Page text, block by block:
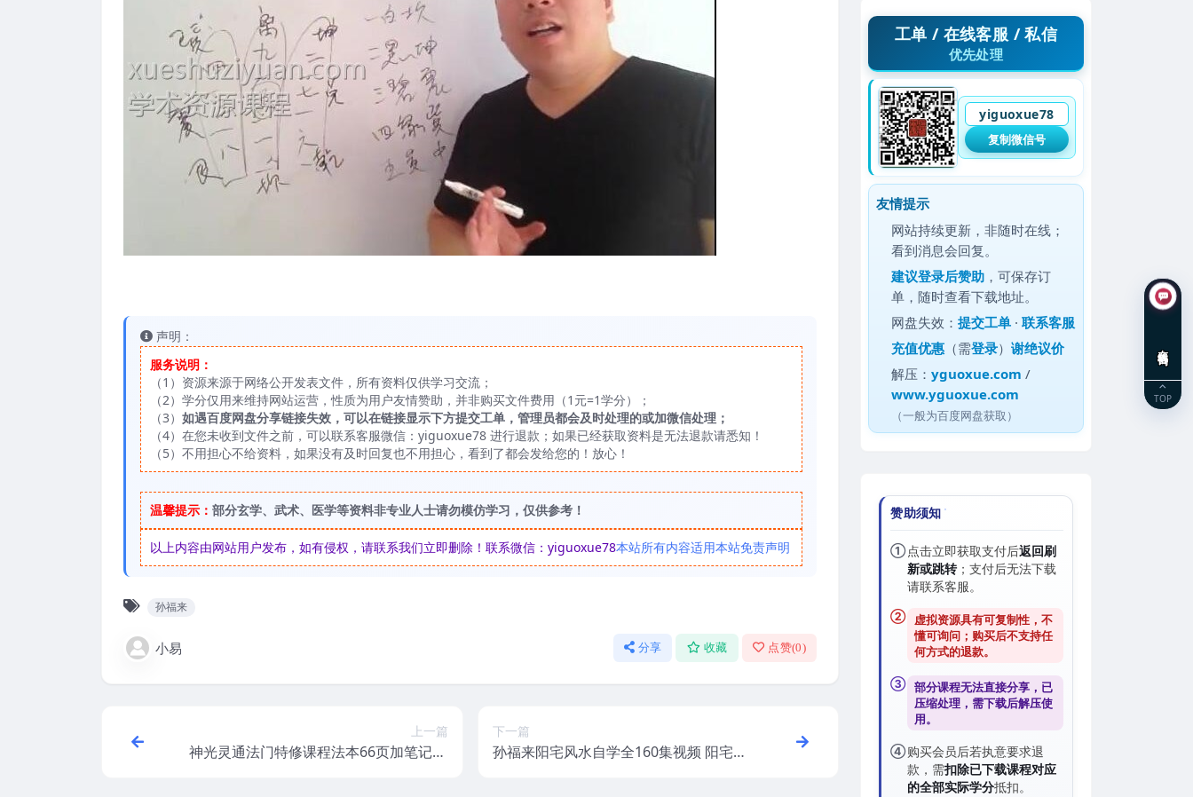
声明：
服务说明：
（1）资源来源于网络公开发表文件，所有资料仅供学习交流；
（2）学分仅用来维持网站运营，性质为用户友情赞助，并非购买文件费用（1元=1学分）；
（3） 如遇百度网盘分享链接失效，可以在链接显示下方提交工单，管理员都会及时处理的或加微信处理；
（4）在您未收到文件之前，可以联系客服微信：yiguoxue78 进行退款；如果已经获取资料是无法退款请悉知！
（5）不用担心不给资料，如果没有及时回复也不用担心，看到了都会发给您的！放心！
温馨提示： 部分玄学、武术、医学等资料非专业人士请勿模仿学习，仅供参考！
以上内容由网站用户发布，如有侵权，请联系我们立即删除！联系微信：yiguoxue78本站所有内容适用本站免责声明
孙福来
小易 分享 收藏 点赞(0)
上一篇
神光灵通法门特修课程法本66页加笔记48
下一篇
孙福来阳宅风水自学全160集视频 阳宅自
工单 / 在线客服 / 私信
优先处理
yiguoxue78
复制微信号
友情提示
网站持续更新，非随时在线；
看到消息会回复。
建议登录后赞助 ，可保存订
单，随时查看下载地址。
网盘失效：提交工单 ·联系客服
充值优惠 （需登录）谢绝议价
解压：yguoxue.com /
www.yguoxue.com
（一般为百度网盘获取）
赞助须知
①点击立即获取支付后返回刷
新或跳转；支付后无法下载
请联系客服。
②
虚拟资源具有可复制性，不
懂可询问；购买后不支持任
何方式的退款。
③ 部分课程无法直接分享，已
压缩处理，需下载后解压使
用。
④购买会员后若执意要求退
款，需扣除已下载课程对应
的全部实际学分抵扣。
TOP